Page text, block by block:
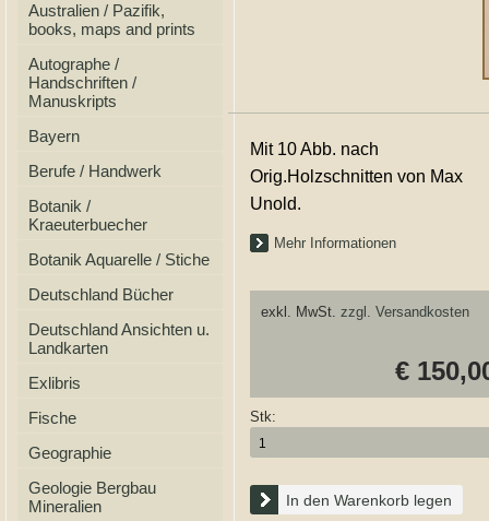
Australien / Pazifik,
books, maps and prints
Autographe /
Handschriften /
Manuskripts
Bayern
Berufe / Handwerk
Botanik /
Kraeuterbuecher
Botanik Aquarelle / Stiche
Deutschland Bücher
Deutschland Ansichten u.
Landkarten
Exlibris
Fische
Geographie
Geologie Bergbau
Mineralien
Mit 10 Abb. nach
Orig.Holzschnitten von Max
Unold.
Mehr Informationen
exkl. MwSt. zzgl. Versandkosten
€
Stk:
In den Warenkorb legen